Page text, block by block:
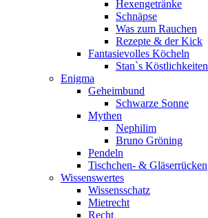
Hexengetränke
Schnäpse
Was zum Rauchen
Rezepte & der Kick
Fantasievolles Köcheln
Stan`s Köstlichkeiten
Enigma
Geheimbund
Schwarze Sonne
Mythen
Nephilim
Bruno Gröning
Pendeln
Tischchen- & Gläserrücken
Wissenswertes
Wissensschatz
Mietrecht
Recht